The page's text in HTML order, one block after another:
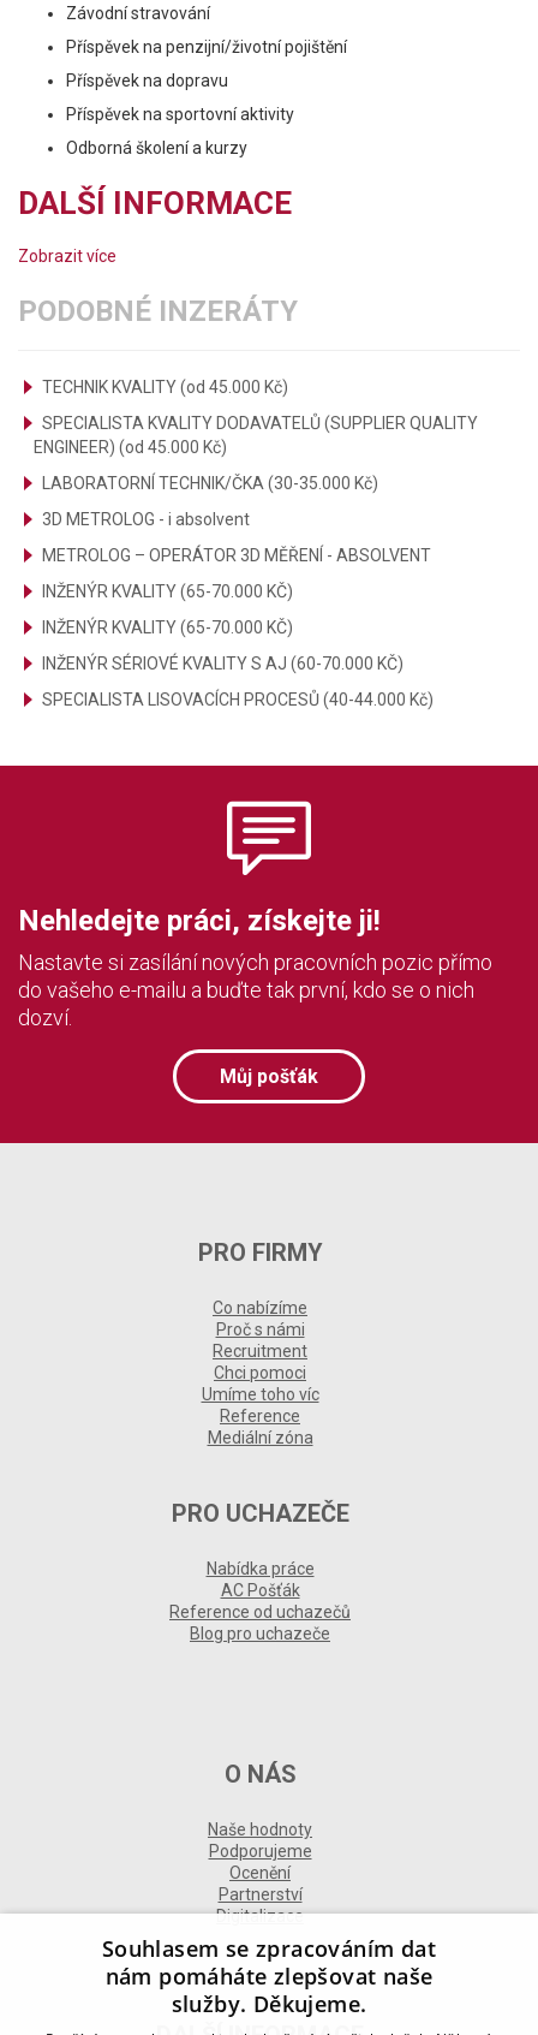
Závodní stravování
Příspěvek na penzijní/životní pojištění
Příspěvek na dopravu
Příspěvek na sportovní aktivity
Odborná školení a kurzy
DALŠÍ INFORMACE
Zobrazit více
PODOBNÉ INZERÁTY
TECHNIK KVALITY (od 45.000 Kč)
SPECIALISTA KVALITY DODAVATELŮ (SUPPLIER QUALITY
ENGINEER) (od 45.000 Kč)
LABORATORNÍ TECHNIK/ČKA (30-35.000 Kč)
3D METROLOG - i absolvent
METROLOG – OPERÁTOR 3D MĚŘENÍ - ABSOLVENT
INŽENÝR KVALITY (65-70.000 KČ)
INŽENÝR KVALITY (65-70.000 KČ)
INŽENÝR SÉRIOVÉ KVALITY S AJ (60-70.000 KČ)
SPECIALISTA LISOVACÍCH PROCESŮ (40-44.000 Kč)
Nehledejte práci, získejte ji!
Nastavte si zasílání nových pracovních pozic přímo
do vašeho e-mailu a buďte tak první, kdo se o nich
dozví.
Můj pošťák
PRO FIRMY
Co nabízíme
Proč s námi
Recruitment
Chci pomoci
Umíme toho víc
Reference
Mediální zóna
PRO UCHAZEČE
Nabídka práce
AC Pošťák
Reference od uchazečů
Blog pro uchazeče
O NÁS
Naše hodnoty
Podporujeme
Ocenění
Partnerství
Digitalizace
Souhlasem se zpracováním dat
nám pomáháte zlepšovat naše
služby. Děkujeme.